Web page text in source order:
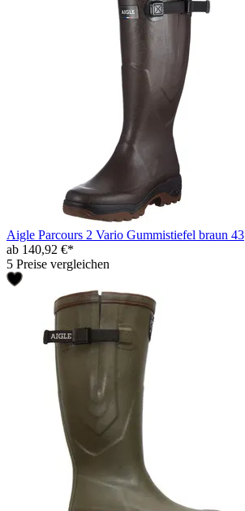
Aigle Parcours 2 Vario Gummistiefel braun 43
ab 140,92 €*
5 Preise vergleichen